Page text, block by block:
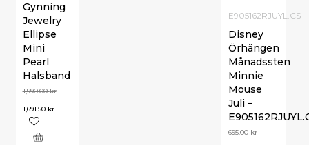
Gynning
Jewelry
Ellipse
Mini
Pearl
Halsband
1,990.00kr
1,691.50 kr
E905162RJUYL.CS
Disney
Örhängen
Månadssten
Minnie
Mouse
Juli –
695.00kr